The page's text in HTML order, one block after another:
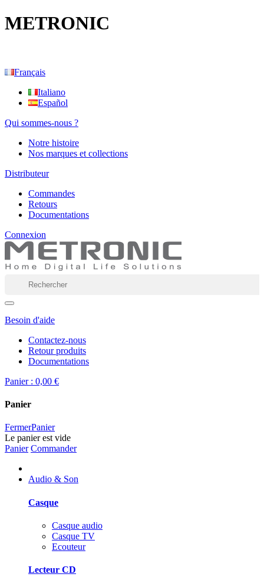
METRONIC
Français
Italiano
Español
Qui sommes-nous ?
Notre histoire
Nos marques et collections
Distributeur
Commandes
Retours
Documentations
Connexion
Besoin d'aide
Contactez-nous
Retour produits
Documentations
Panier : 0,00 €
Panier
FermerPanier
Le panier est vide
Panier Commander
Audio & Son
Casque
Casque audio
Casque TV
Ecouteur
Lecteur CD